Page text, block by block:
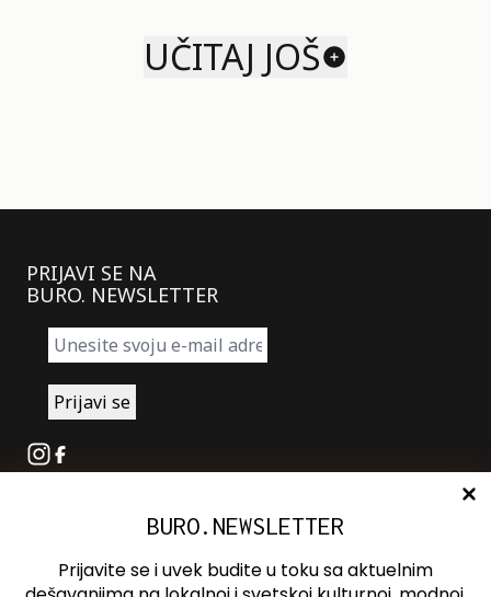
UČITAJ JOŠ
PRIJAVI SE NA
BURO. NEWSLETTER
Instagram
Facebook
Oglašavanje
Kontakt
BURO.NEWSLETTER
Prijavite se i uvek budite u toku sa aktuelnim